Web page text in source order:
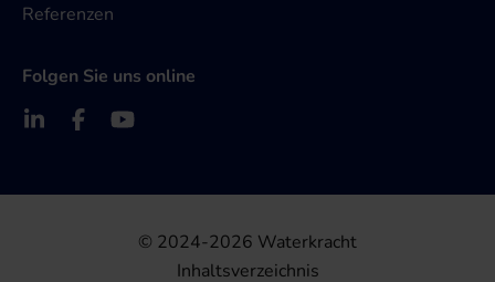
Referenzen
Folgen Sie uns online
© 2024-2026 Waterkracht
Inhaltsverzeichnis